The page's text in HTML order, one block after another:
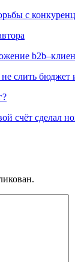
с
слить бюджет
счёт сделал